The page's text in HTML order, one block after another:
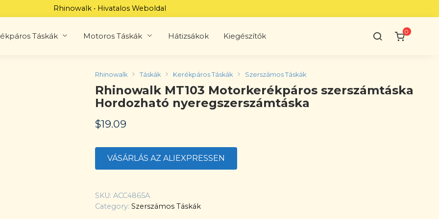
Rhinowalk • Hivatalos Weboldal
Táskák Motoros Táskák Hátizsákok Kiegészítők 0
Rhinowalk Táskák Kerékpáros Táskák Szerszámos Táskák
Rhinowalk MT103 Motorkerékpáros szerszámtáska
Hordozható nyeregszerszámtáska
$19.09
VÁSÁRLÁS AZ ALIEXPRESSEN
SKU: ACC4865A
Category: Szerszámos Táskák